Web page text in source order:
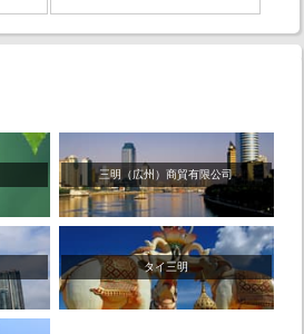
三明（広州）商貿有限公司
タイ三明